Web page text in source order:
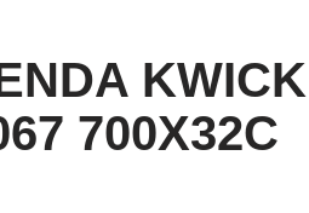
KWICK
700X32C